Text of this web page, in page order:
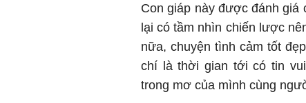
Con giáp này được đánh giá
lại có tầm nhìn chiến lược
nữa, chuyện tình cảm tốt
chí là thời gian tới có tin
trong mơ của mình cùng